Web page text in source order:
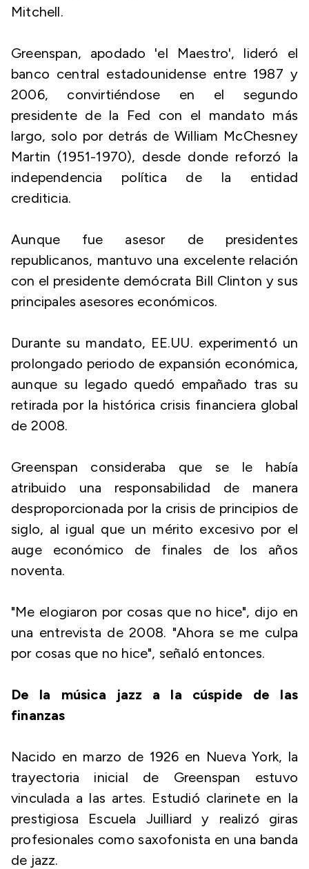
Mitchell.
Greenspan, apodado 'el Maestro', lideró el
banco central estadounidense entre 1987 y
2006, convirtiéndose en el segundo
presidente de la Fed con el mandato más
largo, solo por detrás de William McChesney
Martin (1951-1970), desde donde reforzó la
independencia política de la entidad
crediticia.
Aunque fue asesor de presidentes
republicanos, mantuvo una excelente relación
con el presidente demócrata Bill Clinton y sus
principales asesores económicos.
Durante su mandato, EE.UU. experimentó un
prolongado periodo de expansión económica,
aunque su legado quedó empañado tras su
retirada por la histórica crisis financiera global
de 2008.
Greenspan consideraba que se le había
atribuido una responsabilidad de manera
desproporcionada por la crisis de principios de
siglo, al igual que un mérito excesivo por el
auge económico de finales de los años
noventa.
"Me elogiaron por cosas que no hice", dijo en
una entrevista de 2008. "Ahora se me culpa
por cosas que no hice", señaló entonces.
De la música jazz a la cúspide de las
finanzas
Nacido en marzo de 1926 en Nueva York, la
trayectoria inicial de Greenspan estuvo
vinculada a las artes. Estudió clarinete en la
prestigiosa Escuela Juilliard y realizó giras
profesionales como saxofonista en una banda
de jazz.